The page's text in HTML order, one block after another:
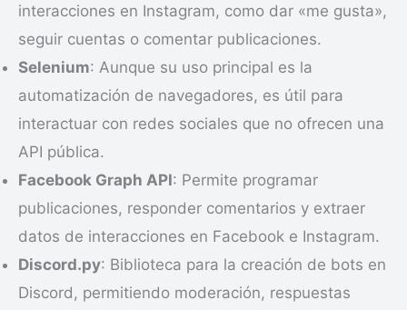
interacciones en Instagram, como dar «me gusta»,
seguir cuentas o comentar publicaciones.
Selenium: Aunque su uso principal es la
automatización de navegadores, es útil para
interactuar con redes sociales que no ofrecen una
API pública.
Facebook Graph API: Permite programar
publicaciones, responder comentarios y extraer
datos de interacciones en Facebook e Instagram.
Discord.py: Biblioteca para la creación de bots en
Discord, permitiendo moderación, respuestas